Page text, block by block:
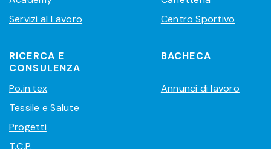
Servizi al Lavoro
Centro Sportivo
RICERCA E
CONSULENZA
Po.in.tex
Tessile e Salute
Progetti
T.C.P.
BACHECA
Annunci di lavoro